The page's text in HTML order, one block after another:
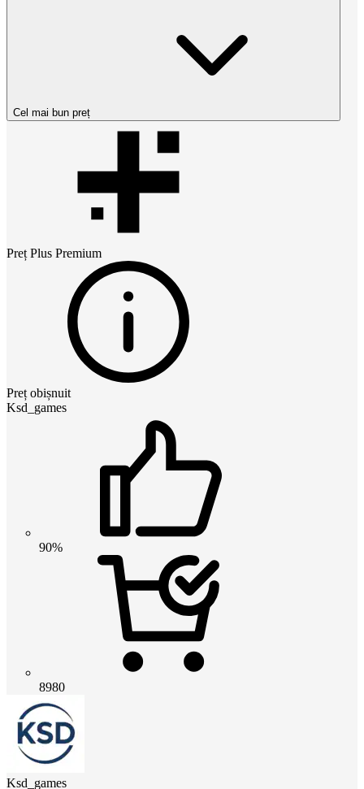
Cel mai bun preț
Preț Plus Premium
Preț obișnuit
Ksd_games
90%
8980
Ksd_games